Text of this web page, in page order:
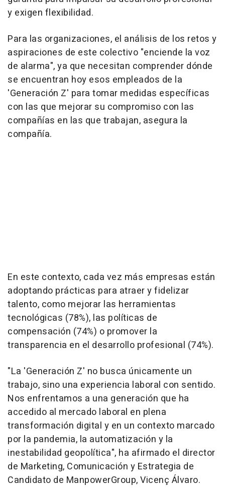
y exigen flexibilidad.
Para las organizaciones, el análisis de los retos y
aspiraciones de este colectivo "enciende la voz
de alarma", ya que necesitan comprender dónde
se encuentran hoy esos empleados de la
'Generación Z' para tomar medidas específicas
con las que mejorar su compromiso con las
compañías en las que trabajan, asegura la
compañía.
En este contexto, cada vez más empresas están
adoptando prácticas para atraer y fidelizar
talento, como mejorar las herramientas
tecnológicas (78%), las políticas de
compensación (74%) o promover la
transparencia en el desarrollo profesional (74%).
"La 'Generación Z' no busca únicamente un
trabajo, sino una experiencia laboral con sentido.
Nos enfrentamos a una generación que ha
accedido al mercado laboral en plena
transformación digital y en un contexto marcado
por la pandemia, la automatización y la
inestabilidad geopolítica", ha afirmado el director
de Marketing, Comunicación y Estrategia de
Candidato de ManpowerGroup, Vicenç Álvaro.